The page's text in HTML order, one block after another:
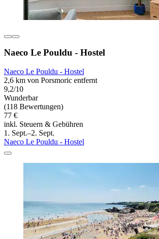
Naeco Le Pouldu - Hostel
Naeco Le Pouldu - Hostel
2,6 km von Porsmoric entfernt
9,2/10
Wunderbar
(118 Bewertungen)
77 €
inkl. Steuern & Gebühren
1. Sept.–2. Sept.
Naeco Le Pouldu - Hostel